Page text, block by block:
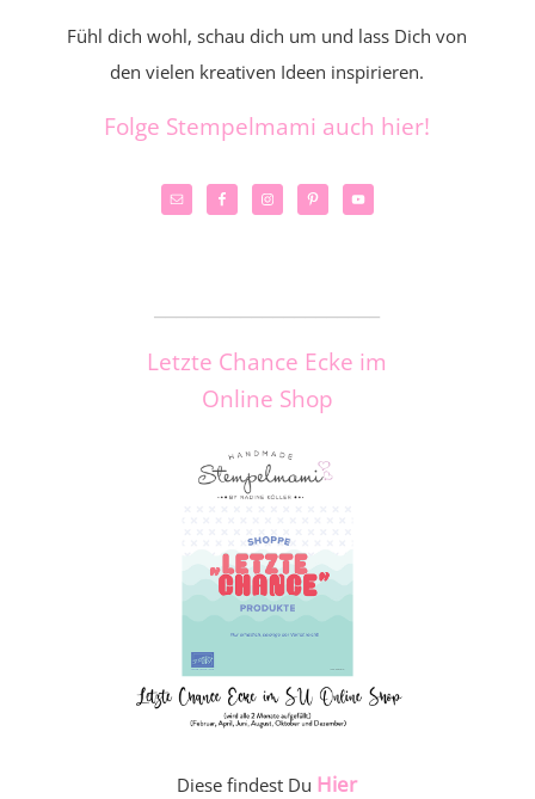
Fühl dich wohl, schau dich um und lass Dich von
den vielen kreativen Ideen inspirieren.
Folge Stempelmami auch hier!
Letzte Chance Ecke im
Online Shop
Diese findest Du Hier